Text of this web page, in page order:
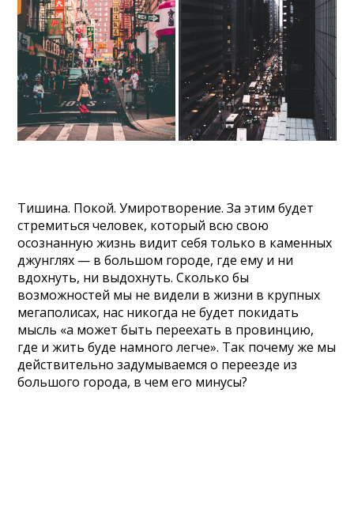
Тишина. Покой. Умиротворение. За этим будет
стремиться человек, который всю свою
осознанную жизнь видит себя только в каменных
джунглях — в большом городе, где ему и ни
вдохнуть, ни выдохнуть. Сколько бы
возможностей мы не видели в жизни в крупных
мегаполисах, нас никогда не будет покидать
мысль «а может быть переехать в провинцию,
где и жить буде намного легче». Так почему же мы
действительно задумываемся о переезде из
большого города, в чем его минусы?